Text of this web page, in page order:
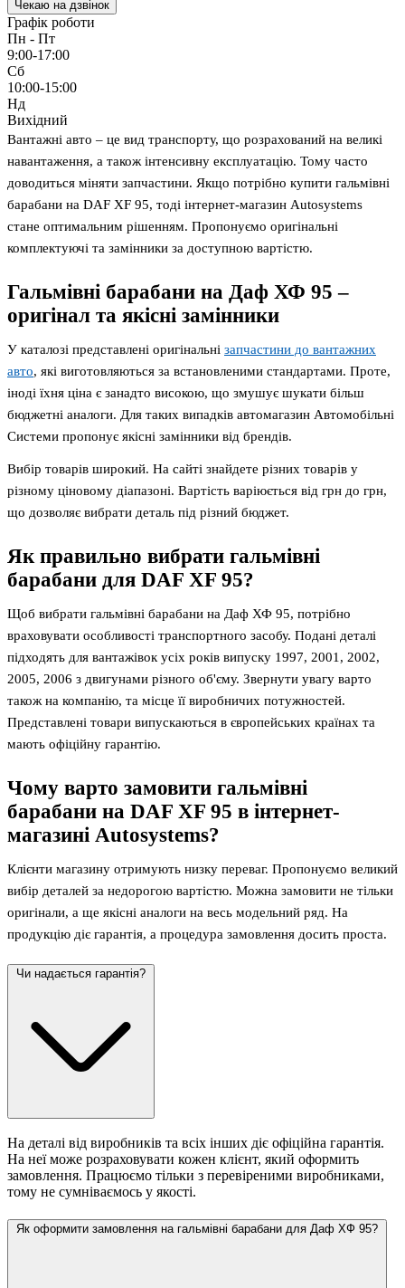
Чекаю на дзвінок
Графік роботи
Пн - Пт
9:00-17:00
Сб
10:00-15:00
Нд
Вихідний
Вантажні авто – це вид транспорту, що розрахований на великі
навантаження, а також інтенсивну експлуатацію. Тому часто
доводиться міняти запчастини. Якщо потрібно купити гальмівні
барабани на DAF XF 95, тоді інтернет-магазин Autosystems
стане оптимальним рішенням. Пропонуємо оригінальні
комплектуючі та замінники за доступною вартістю.
Гальмівні барабани на Даф ХФ 95 –
оригінал та якісні замінники
У каталозі представлені оригінальні запчастини до вантажних
авто, які виготовляються за встановленими стандартами. Проте,
іноді їхня ціна є занадто високою, що змушує шукати більш
бюджетні аналоги. Для таких випадків автомагазин Автомобільні
Системи пропонує якісні замінники від брендів.
Вибір товарів широкий. На сайті знайдете різних товарів у
різному ціновому діапазоні. Вартість варіюється від грн до грн,
що дозволяє вибрати деталь під різний бюджет.
Як правильно вибрати гальмівні
барабани для DAF XF 95?
Щоб вибрати гальмівні барабани на Даф ХФ 95, потрібно
враховувати особливості транспортного засобу. Подані деталі
підходять для вантажівок усіх років випуску 1997, 2001, 2002,
2005, 2006 з двигунами різного об'єму. Звернути увагу варто
також на компанію, та місце її виробничих потужностей.
Представлені товари випускаються в європейських країнах та
мають офіційну гарантію.
Чому варто замовити гальмівні
барабани на DAF XF 95 в інтернет-
магазині Autosystems?
Клієнти магазину отримують низку переваг. Пропонуємо великий
вибір деталей за недорогою вартістю. Можна замовити не тільки
оригінали, а ще якісні аналоги на весь модельний ряд. На
продукцію діє гарантія, а процедура замовлення досить проста.
Чи надається гарантія?
На деталі від виробників та всіх інших діє офіційна гарантія.
На неї може розраховувати кожен клієнт, який оформить
замовлення. Працюємо тільки з перевіреними виробниками,
тому не сумніваємось у якості.
Як оформити замовлення на гальмівні барабани для Даф ХФ 95?